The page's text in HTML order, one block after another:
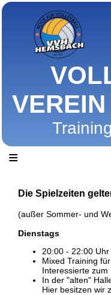
≡
Die Spielzeiten
(außer Sommer- und
Dienstags
20:00 - 22:00 Uhr
Mixed Training
Interessierte zum
In der "alten"
Hier besitzen wir